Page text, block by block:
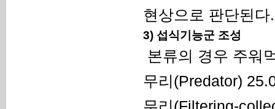
현상으로 판단된다.
3) 섭식기능군 조성
본류의 경우 주워
무리(Predator)